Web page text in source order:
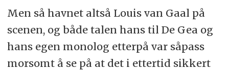
Men så havnet altså Louis van Gaal på
scenen, og både talen hans til De Gea og
hans egen monolog etterpå var såpass
morsomt å se på at det i ettertid sikkert